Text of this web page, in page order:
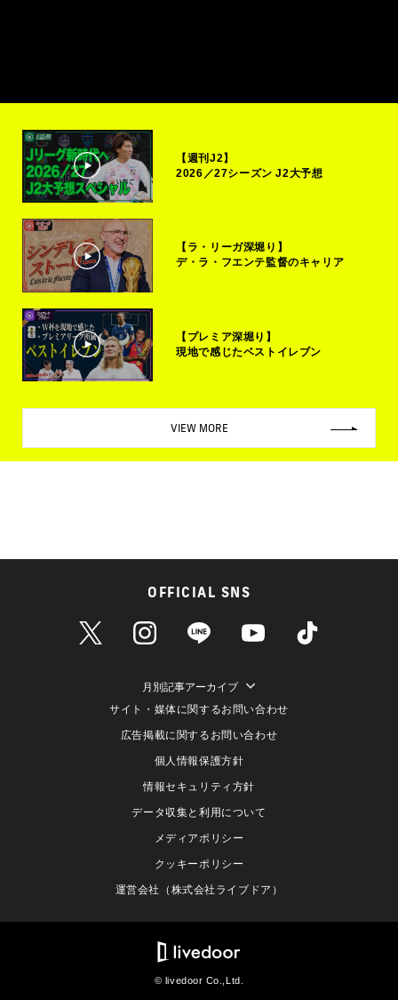
【週刊J2】
2026／27シーズン J2大予想
【ラ・リーガ深堀り】
デ・ラ・フエンテ監督のキャリア
【プレミア深堀り】
現地で感じたベストイレブン
VIEW MORE
OFFICIAL SNS
月別記事アーカイブ
サイト・媒体に関するお問い合わせ
広告掲載に関するお問い合わせ
個人情報保護方針
情報セキュリティ方針
データ収集と利用について
メディアポリシー
クッキーポリシー
運営会社（株式会社ライブドア）
© livedoor Co.,Ltd.